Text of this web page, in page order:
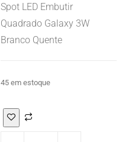
Spot LED Embutir
Quadrado Galaxy 3W
Branco Quente
45 em estoque